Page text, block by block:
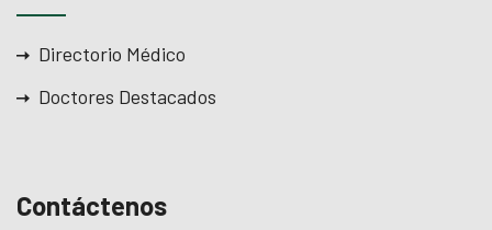
Directorio Médico
Doctores Destacados
Contáctenos